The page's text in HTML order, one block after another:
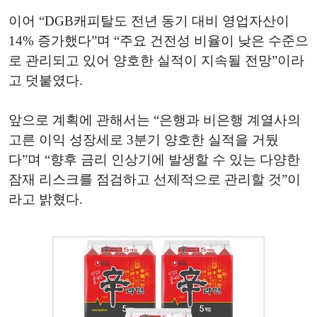
이어 “DGB캐피탈도 전년 동기 대비 영업자산이
14% 증가했다”며 “주요 건전성 비율이 낮은 수준으
로 관리되고 있어 양호한 실적이 지속될 전망”이라
고 덧붙였다.
앞으로 계획에 관해서는 “은행과 비은행 계열사의
고른 이익 성장세로 3분기 양호한 실적을 거뒀
다”며 “향후 금리 인상기에 발생할 수 있는 다양한
잠재 리스크를 점검하고 선제적으로 관리할 것”이
라고 밝혔다.